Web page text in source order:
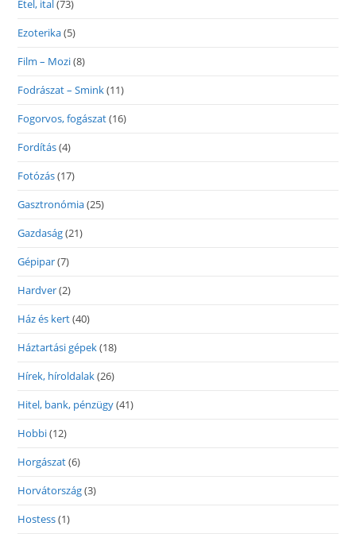
Étel, ital (73)
Ezoterika(5)
Film – Mozi(8)
Fodrászat – Smink(11)
Fogorvos, fogászat(16)
Fordítás(4)
Fotózás(17)
Gasztronómia(25)
Gazdaság(21)
Gépipar(7)
Hardver(2)
Ház és kert(40)
Háztartási gépek(18)
Hírek, híroldalak(26)
Hitel, bank, pénzügy(41)
Hobbi(12)
Horgászat(6)
Horvátország(3)
Hostess(1)